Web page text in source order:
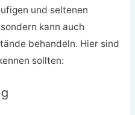
und seltenen
kann auch
behandeln. Hier sind
sollten: